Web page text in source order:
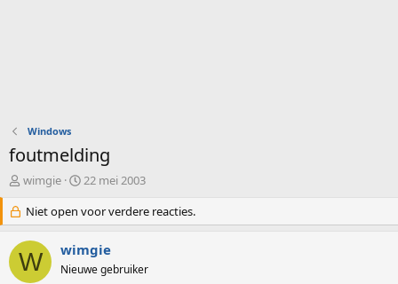
Windows
foutmelding
O
d
e
r
w
e
wimgie
S
a
r
d
a
22 mei 2003
Niet open voor verdere reacties.
W wimgie
Nieuwe gebruiker